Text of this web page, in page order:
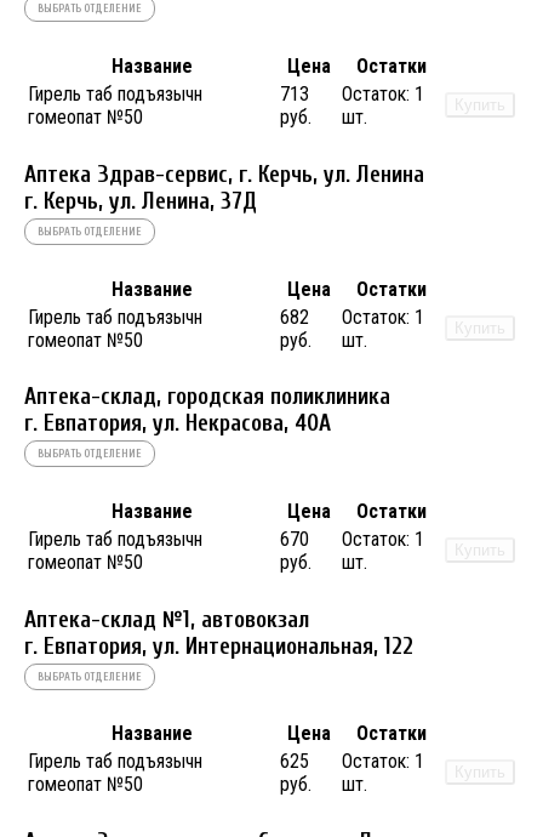
ВЫБРАТЬ ОТДЕЛЕНИЕ
Название Цена
Остатки
Гирель таб подъязычн
гомеопат №50
713
руб.
Остаток: 1
шт.
Купить
Аптека Здрав-сервис, г. Керчь, ул. Ленина
г. Керчь, ул. Ленина, 37Д
ВЫБРАТЬ ОТДЕЛЕНИЕ
Название Цена
Остатки
Гирель таб подъязычн
гомеопат №50
682
руб.
Остаток: 1
шт.
Купить
Аптека-склад, городская поликлиника
г. Евпатория, ул. Некрасова, 40A
ВЫБРАТЬ ОТДЕЛЕНИЕ
Название Цена
Остатки
Гирель таб подъязычн
гомеопат №50
670
руб.
Остаток: 1
шт.
Купить
Аптека-склад №1, автовокзал
г. Евпатория, ул. Интернациональная, 122
ВЫБРАТЬ ОТДЕЛЕНИЕ
Название Цена
Остатки
Гирель таб подъязычн
гомеопат №50
625
руб.
Остаток: 1
шт.
Купить